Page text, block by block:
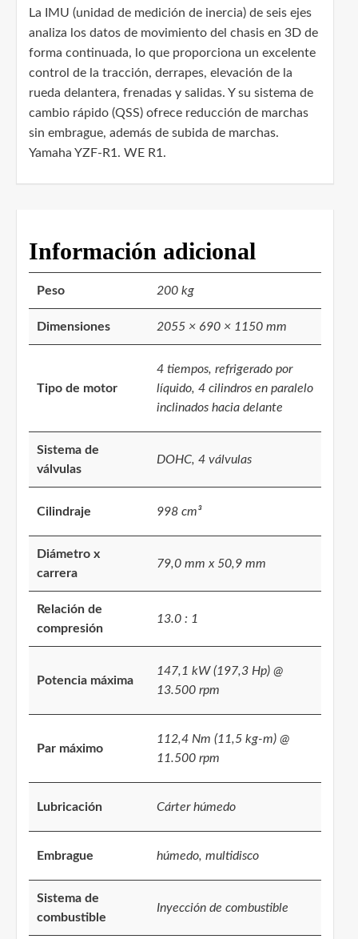
La IMU (unidad de medición de inercia) de seis ejes
analiza los datos de movimiento del chasis en 3D de
forma continuada, lo que proporciona un excelente
control de la tracción, derrapes, elevación de la
rueda delantera, frenadas y salidas. Y su sistema de
cambio rápido (QSS) ofrece reducción de marchas
sin embrague, además de subida de marchas.
Yamaha YZF-R1. WE R1.
Información adicional
Peso 200 kg
Dimensiones 2055 × 690 × 1150 mm
Tipo de motor
4 tiempos, refrigerado por
líquido, 4 cilindros en paralelo
inclinados hacia delante
Sistema de
válvulas
DOHC, 4 válvulas
Cilindraje 998 cm³
Diámetro x
carrera
79,0 mm x 50,9 mm
Relación de
compresión
13.0 : 1
Potencia máxima
147,1 kW (197,3 Hp) @
13.500 rpm
Par máximo
112,4 Nm (11,5 kg-m) @
11.500 rpm
Lubricación Cárter húmedo
Embrague húmedo, multidisco
Sistema de
combustible
Inyección de combustible